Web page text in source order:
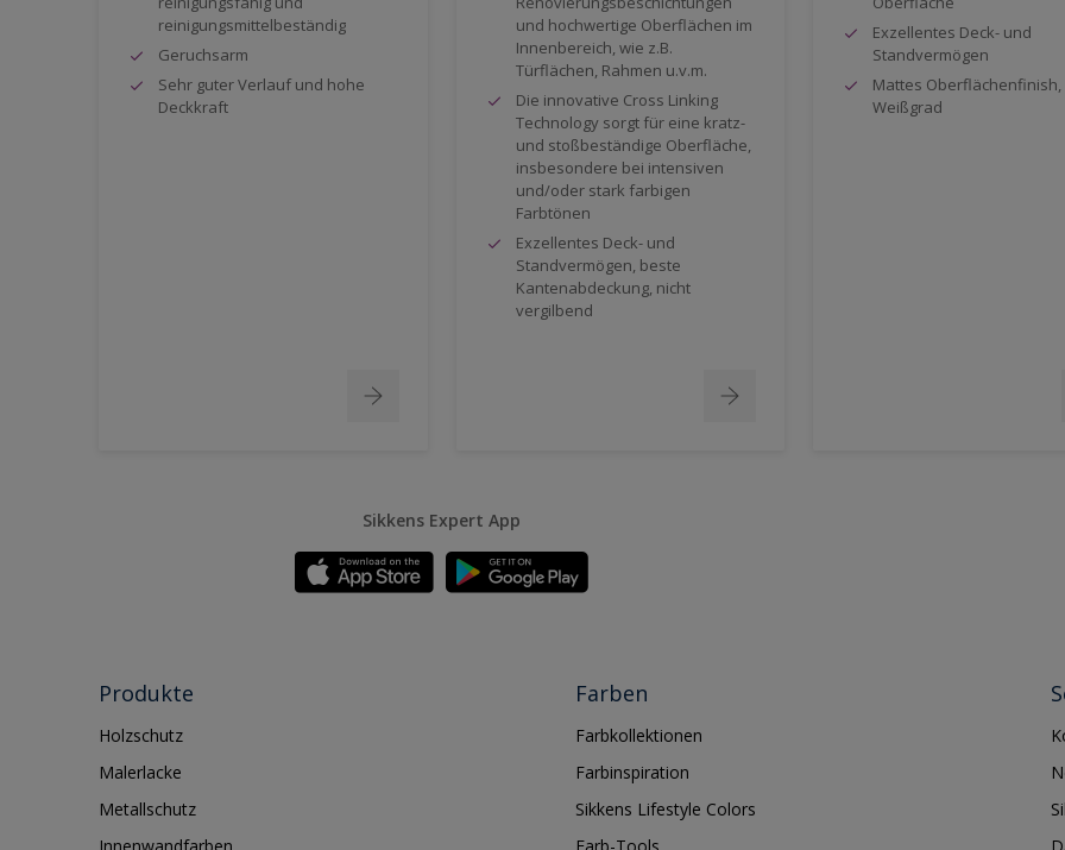
reinigungsmittelbeständig
Geruchsarm
Sehr guter Verlauf und hohe
Deckkraft
und hochwertige Oberflächen im
Innenbereich, wie z.B.
Türflächen, Rahmen u.v.m.
Die innovative Cross Linking
Technology sorgt für eine kratz-
und stoßbeständige Oberfläche,
insbesondere bei intensiven
und/oder stark farbigen
Farbtönen
Exzellentes Deck- und
Standvermögen, beste
Kantenabdeckung, nicht
vergilbend
Exzellentes Deck- und
Standvermögen
Mattes
Weißgrad
Sikkens Expert App
Produkte
Holzschutz
Malerlacke
Metallschutz
Farben
Farbkollektionen
Farbinspiration
Sikkens Lifestyle Colors